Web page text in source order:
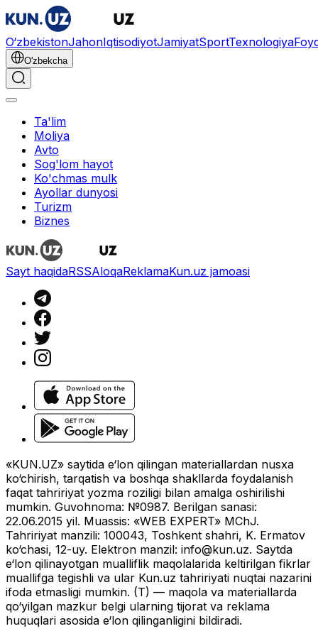
O‘zbekistonJahonIqtisodiyotJamiyatSportTexnologiya
O'zbekcha
Ta'lim
Moliya
Avto
Sog'lom hayot
Ko'chmas mulk
Ayollar dunyosi
Turizm
Biznes
Sayt haqidaRSSAloqaReklamaKun.uz jamoasi
«KUN.UZ» saytida e‘lon qilingan materiallardan nusxa
ko‘chirish, tarqatish va boshqa shakllarda foydalanish
faqat tahririyat yozma roziligi bilan amalga oshirilishi
mumkin. Guvohnoma: №0987. Berilgan sanasi:
22.06.2015 yil. Muassis: «WEB EXPERT» MChJ.
Tahririyat manzili: 100043, Toshkent shahri, K. Ermatov
ko‘chasi, 12-uy. Elektron manzil: info@kun.uz. Saytda
e‘lon qilinayotgan mualliflik maqolalarida keltirilgan fikrlar
muallifga tegishli va ular Kun.uz tahririyati nuqtai nazarini
ifoda etmasligi mumkin. (T) — maqola va materiallarda
qo‘yilgan mazkur belgi ularning tijorat va reklama
huquqlari asosida e‘lon qilinganligini bildiradi.